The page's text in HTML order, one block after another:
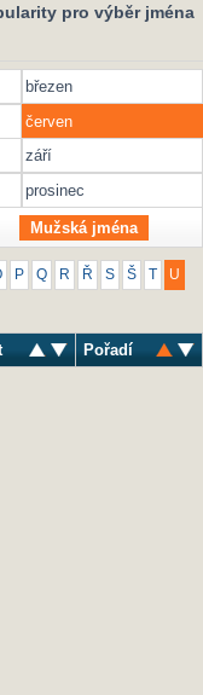
pro výběr jména
březen
červen
září
prosinec
Mužská jména
P Q R Ř S Š U
Pořadí